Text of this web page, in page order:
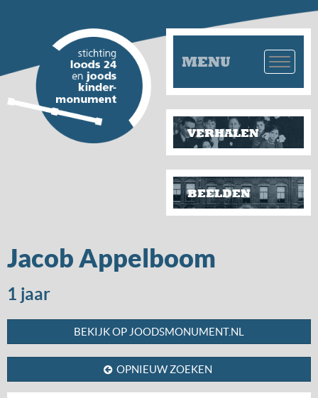
MENU
VERHALEN
BEELDEN
Jacob Appelboom
1 jaar
BEKIJK OP JOODSMONUMENT.NL
OPNIEUW ZOEKEN